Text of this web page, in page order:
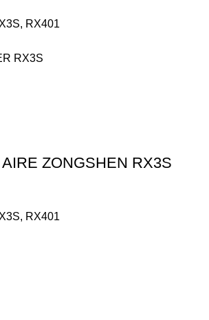
, RX401
RX3S
ZONGSHEN RX3S
, RX401